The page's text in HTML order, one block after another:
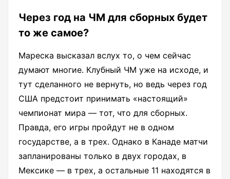
Через год на ЧМ для сборных будет
то же самое?
Мареска высказал вслух то, о чем сейчас
думают многие. Клубный ЧМ уже на исходе, и
тут сделанного не вернуть, но ведь через год
США предстоит принимать «настоящий»
чемпионат мира — тот, что для сборных.
Правда, его игры пройдут не в одном
государстве, а в трех. Однако в Канаде матчи
запланированы только в двух городах, в
Мексике — в трех, а остальные 11 находятся в